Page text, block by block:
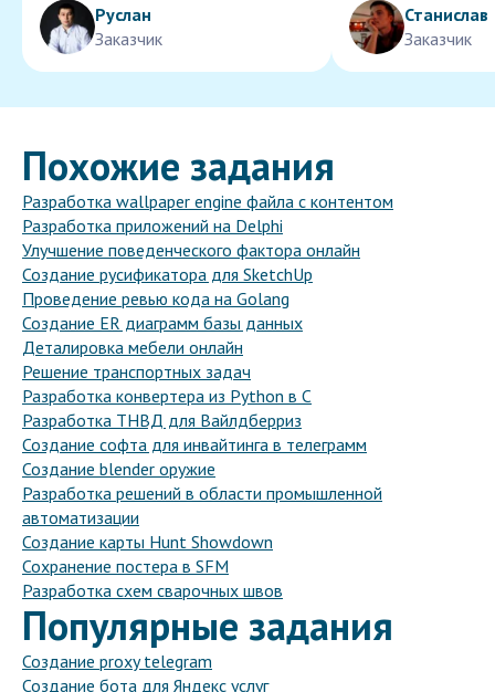
Руслан
Заказчик
Станислав
Заказчик
Похожие задания
Разработка wallpaper engine файла с контентом
Разработка приложений на Delphi
Улучшение поведенческого фактора онлайн
Создание русификатора для SketchUp
Проведение ревью кода на Golang
Создание ER диаграмм базы данных
Деталировка мебели онлайн
Решение транспортных задач
Разработка конвертера из Python в C
Разработка ТНВД для Вайлдберриз
Создание софта для инвайтинга в телеграмм
Создание blender оружие
Разработка решений в области промышленной
автоматизации
Создание карты Hunt Showdown
Сохранение постера в SFM
Разработка схем сварочных швов
Популярные задания
Создание proxy telegram
Создание бота для Яндекс услуг